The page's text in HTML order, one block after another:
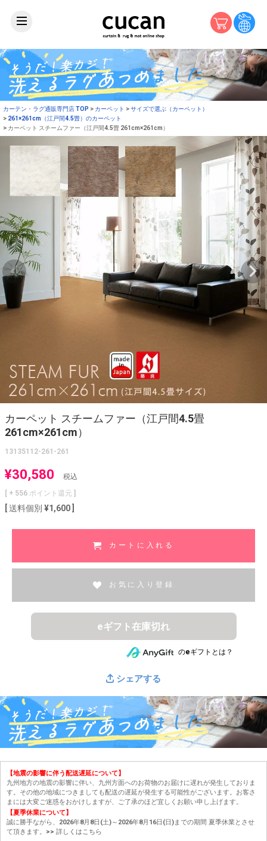
カーテン・ラグ通販専門店 TOP カーペット
サイズで選ぶ（カーペット）
261×261cm（江戸間4.5畳）のカーペット
カーペット スチームファー（江戸間4.5畳 261cm×261cm）
カーペット スチームファー（江戸間4.5畳
261cm×261cm）
13135112-261-261
¥30,580
税込
[ + 556 ポイント還元 ]
送料個別 ¥1,600
カートに入れる
お気に入り登録
eギフト在庫切れ
のeギフトとは？
シェアする
【地震の影響に伴う配送遅延について】
九州地方の地震の影響に伴い、九州方面へのお荷物のお届けに遅れが発生しておりま
す。その他の地域につきましても配送の遅延が発生する可能性がございます。お客さ
まには大変ご迷惑をおかけしますが、ご了承のほど宜しくお願い申し上げます。
【夏季休業について】
誠に勝手ながら、2026年8月8日(土)～2026年8月16日(日)までの期間 夏季休業とさせ
て頂きます。 >> 詳しくはこちら